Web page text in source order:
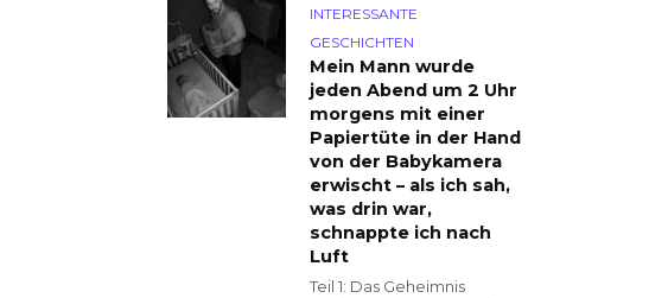
INTERESSANTE
GESCHICHTEN
Mein Mann wurde
jeden Abend um 2 Uhr
morgens mit einer
Papiertüte in der Hand
von der Babykamera
erwischt – als ich sah,
was drin war,
schnappte ich nach
Luft
Teil 1: Das Geheimnis